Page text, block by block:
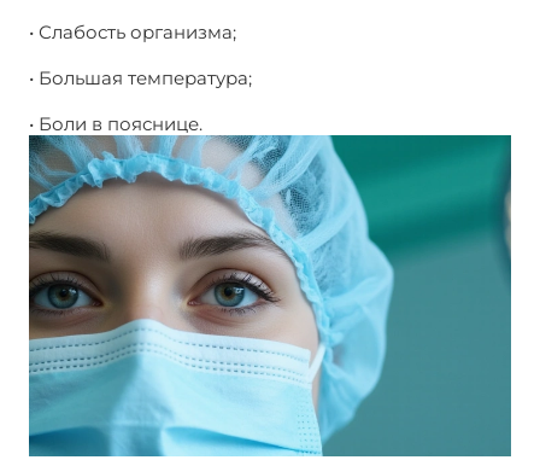
• Слабость организма;
• Большая температура;
• Боли в пояснице.